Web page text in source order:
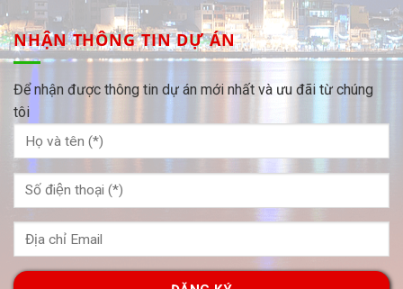
NHẬN THÔNG TIN DỰ ÁN
Để nhận được thông tin dự án mới nhất và ưu đãi từ chúng
tôi